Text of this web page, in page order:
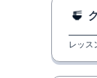
レッス